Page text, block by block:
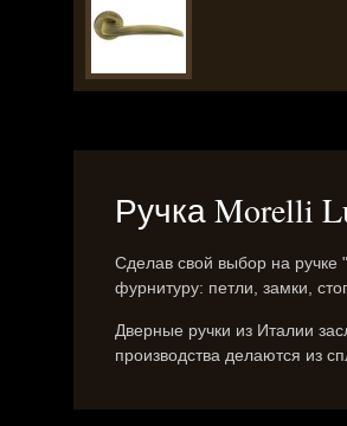
Ручка Morelli
Сделав свой выбор на ручке
фурнитуру: петли, замки,
Дверные ручки из Италии
производства делаются из